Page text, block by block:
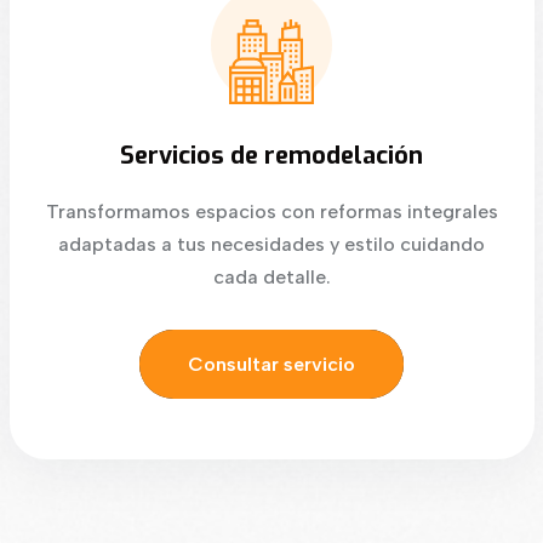
Servicios de remodelación
Transformamos espacios con reformas integrales
adaptadas a tus necesidades y estilo cuidando
cada detalle.
Consultar servicio